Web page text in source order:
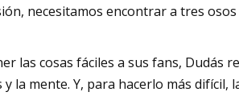
necesitamos encontrar a tres
las cosas fáciles a sus fans,
la mente. Y, para hacerlo más